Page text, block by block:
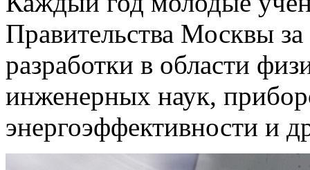
Правительства Москвы
разработки в области
инженерных наук,
энергоэффективности и